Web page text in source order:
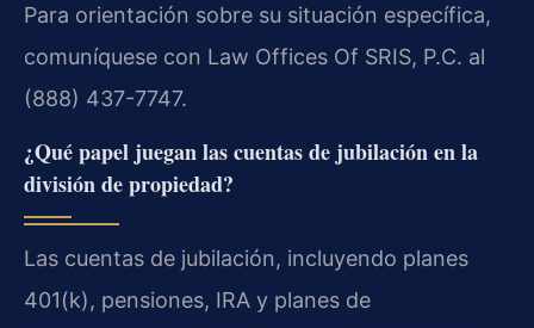
Para orientación sobre su situación específica,
comuníquese con Law Offices Of SRIS, P.C. al
(888) 437-7747.
¿Qué papel juegan las cuentas de jubilación en la
división de propiedad?
Las cuentas de jubilación, incluyendo planes
401(k), pensiones, IRA y planes de